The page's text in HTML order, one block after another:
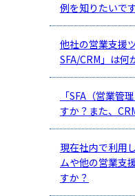
例を知りたいです
他社の営業支援
SFA/CRM」は何
「SFA（営業管
すか？また、
現在社内で利用
ムや他の営業支
すか？